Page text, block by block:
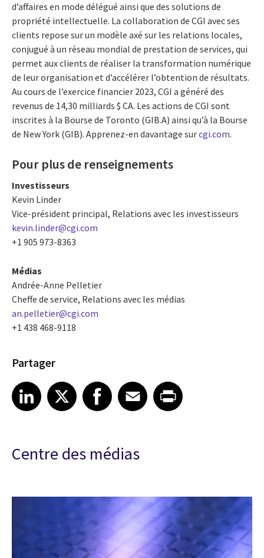
d’affaires en mode délégué ainsi que des solutions de
propriété intellectuelle. La collaboration de CGI avec ses
clients repose sur un modèle axé sur les relations locales,
conjugué à un réseau mondial de prestation de services, qui
permet aux clients de réaliser la transformation numérique
de leur organisation et d’accélérer l’obtention de résultats.
Au cours de l’exercice financier 2023, CGI a généré des
revenus de 14,30 milliards $ CA. Les actions de CGI sont
inscrites à la Bourse de Toronto (GIB.A) ainsi qu’à la Bourse
de New York (GIB). Apprenez-en davantage surcgi.com.
Pour plus de renseignements
Investisseurs
Kevin Linder
Vice-président principal, Relations avec les investisseurs
kevin.linder@cgi.com
+1 905 973-8363
Médias
Andrée-Anne Pelletier
Cheffe de service, Relations avec les médias
an.pelletier@cgi.com
+1 438 468-9118
Partager
Share article on LinkedIn
LinkedIn
Share article on XShare article on Facebook
Facebook
Share article on Email
EmailShare article on Print
Centre des médias